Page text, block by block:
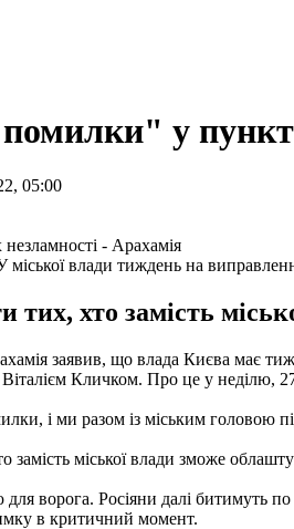
у
05:00
міської влади тиждень на
тих, хто замість
заявив, що влада Києва має
Віталієм Кличком. Про це у неділю,
і ми разом із міським головою
замість міської влади зможе
ворога. Росіяни далі битимуть
в критичний момент.